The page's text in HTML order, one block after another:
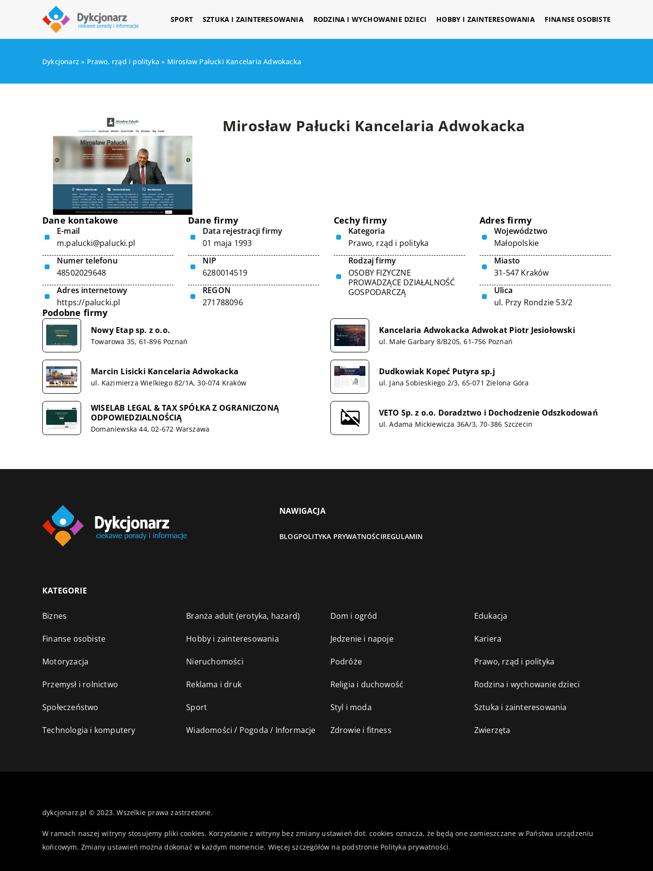
SPORT SZTUKA I ZAINTERESOWANIA RODZINA I WYCHOWANIE DZIECI HOBBY I ZAINTERESOWANIA FINANSE OSOBISTE
Dykcjonarz » Prawo, rząd i polityka » Mirosław Pałucki Kancelaria Adwokacka
Mirosław Pałucki Kancelaria Adwokacka
Dane kontakowe
E-mail
m.palucki@palucki.pl
Numer telefonu
48502029648
Adres internetowy
https://palucki.pl
Dane firmy
Data rejestracji firmy
01 maja 1993
NIP
6280014519
REGON
271788096
Cechy firmy
Kategoria
Prawo, rząd i polityka
Rodzaj firmy
OSOBY FIZYCZNE
PROWADZĄCE DZIAŁALNOŚĆ
GOSPODARCZĄ
Adres firmy
Województwo
Małopolskie
Miasto
31-547 Kraków
Ulica
ul. Przy Rondzie 53/2
Podobne firmy
Nowy Etap sp. z o.o.
Towarowa 35, 61-896 Poznań
Kancelaria Adwokacka Adwokat Piotr Jesiołowski
ul. Małe Garbary 8/B205, 61-756 Poznań
Marcin Lisicki Kancelaria Adwokacka
ul. Kazimierza Wielkiego 82/1A, 30-074 Kraków
Dudkowiak Kopeć Putyra sp.j
ul. Jana Sobieskiego 2/3, 65-071 Zielona Góra
WISELAB LEGAL & TAX SPÓŁKA Z OGRANICZONĄ
ODPOWIEDZIALNOŚCIĄ
Domaniewska 44, 02-672 Warszawa
VETO Sp. z o.o. Doradztwo i Dochodzenie Odszkodowań
ul. Adama Mickiewicza 36A/3, 70-386 Szczecin
NAWIGACJA
BLOGPOLITYKA PRYWATNOŚCIREGULAMIN
KATEGORIE
Biznes Branża adult (erotyka, hazard) Dom i ogród Edukacja
Finanse osobiste Hobby i zainteresowania Jedzenie i napoje Kariera
Motoryzacja Nieruchomości Podróże Prawo, rząd i polityka
Przemysł i rolnictwo Reklama i druk Religia i duchowość Rodzina i wychowanie dzieci
Społeczeństwo Sport Styl i moda Sztuka i zainteresowania
Technologia i komputery Wiadomości / Pogoda / Informacje Zdrowie i fitness Zwierzęta
dykcjonarz.pl © 2023. Wszelkie prawa zastrzeżone.
W ramach naszej witryny stosujemy pliki cookies. Korzystanie z witryny bez zmiany ustawień dot. cookies oznacza, że będą one zamieszczane w Państwa urządzeniu
końcowym. Zmiany ustawień można dokonać w każdym momencie. Więcej szczegółów na podstronie Polityka prywatności.